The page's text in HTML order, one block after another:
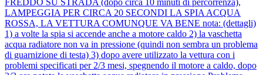
LAMPEGGIA PER CIRCA 20 SECONDI LA SPIA ACQUA
ROSSA, LA VETTURA COMUNQUE VA BENE nota: (dettagli)
1) a volte la spia si accende anche a motore caldo 2) la vaschetta
acqua radiatore non va in pressione (quindi non sembra un problema
di guarnizione di testa) 3) dopo avere utilizzato la vettura con i
problemi specificati per 2/3 mesi, spegnendo il motore a caldo, dopo